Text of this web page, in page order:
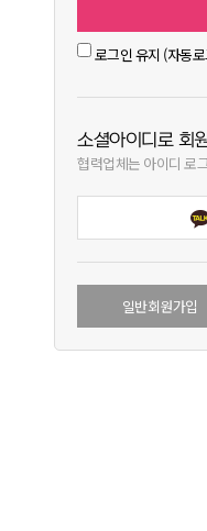
로그인 유지 (자동
소셜아이디로 회
협력업체는 아이디 로
일반회원가입